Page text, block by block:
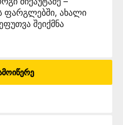
ფარგლებში, ახალი
შეიქმნა